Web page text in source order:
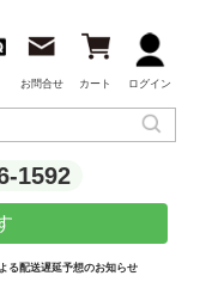
お問合せ カート ログイン
1592
る配送遅延予想のお知らせ